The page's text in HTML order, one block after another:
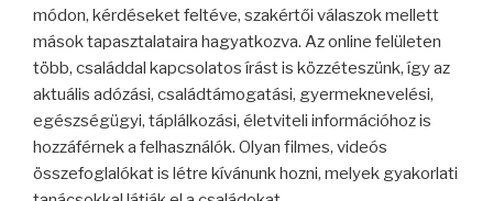
módon, kérdéseket feltéve, szakértői válaszok mellett
mások tapasztalataira hagyatkozva. Az online felületen
több, családdal kapcsolatos írást is közzéteszünk, így az
aktuális adózási, családtámogatási, gyermeknevelési,
egészségügyi, táplálkozási, életviteli információhoz is
hozzáférnek a felhasználók. Olyan filmes, videós
összefoglalókat is létre kívánunk hozni, melyek gyakorlati